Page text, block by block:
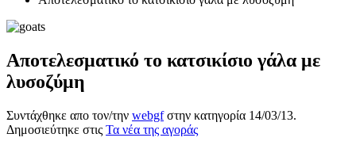
Αποτελεσματικό το κατσικίσιο γάλα με
λυσοζύμη
Συντάχθηκε απο τον/την webgfστην κατηγορία 14/03/13.
Δημοσιεύτηκε στις Τα νέα της αγοράς